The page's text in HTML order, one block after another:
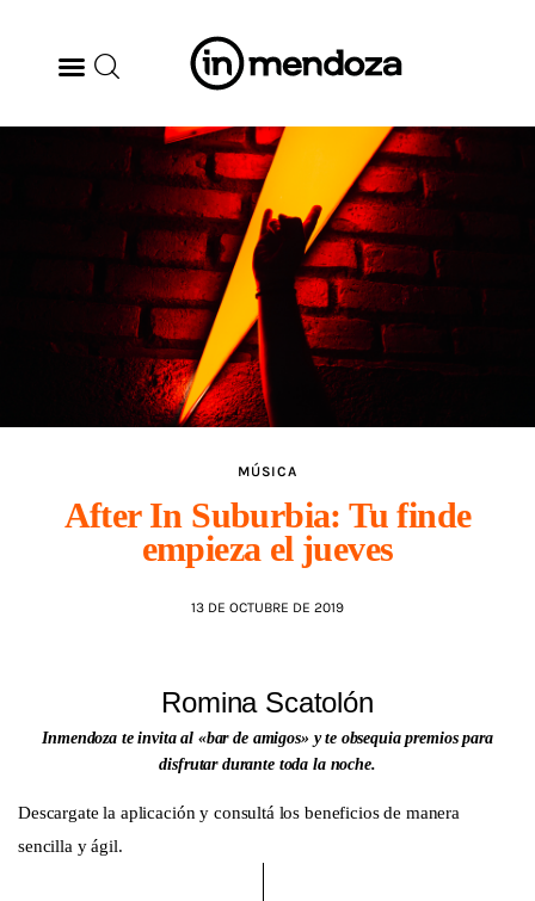
BODEGAS
GASTRONOMÍA
ARTE & CULTURA
MÚSICA
DÓNDE IR
ARQ & DISEÑO
MÚSICA
After In Suburbia: Tu finde
empieza el jueves
13 DE OCTUBRE DE 2019
Romina Scatolón
Inmendoza te invita al «bar de amigos» y te obsequia premios para
disfrutar durante toda la noche.
Descargate la aplicación y consultá los beneficios de manera
sencilla y ágil.